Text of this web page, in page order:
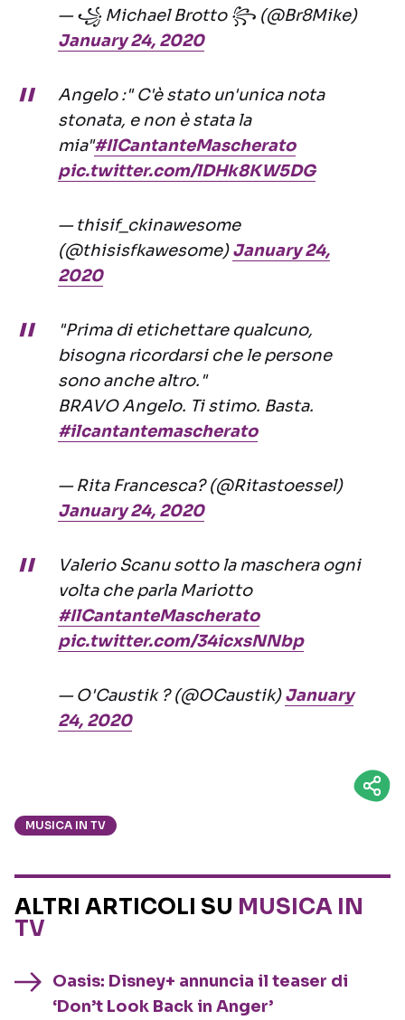
— ꧁ Michael Brotto ꧂ (@Br8Mike)
January 24, 2020
Angelo :" C'è stato un'unica nota
stonata, e non è stata la
mia"#IlCantanteMascherato
pic.twitter.com/lDHk8KW5DG
— thisif_ckinawesome
(@thisisfkawesome)January 24,
2020
"Prima di etichettare qualcuno,
bisogna ricordarsi che le persone
sono anche altro."
BRAVO Angelo. Ti stimo. Basta.
#ilcantantemascherato
— Rita Francesca? (@Ritastoessel)
January 24, 2020
Valerio Scanu sotto la maschera ogni
volta che parla Mariotto
#IlCantanteMascherato
pic.twitter.com/34icxsNNbp
— O'Caustik ? (@OCaustik)January
24, 2020
MUSICA IN TV
ALTRI ARTICOLI SU MUSICA IN
TV
Oasis: Disney+ annuncia il teaser di
‘Don’t Look Back in Anger’